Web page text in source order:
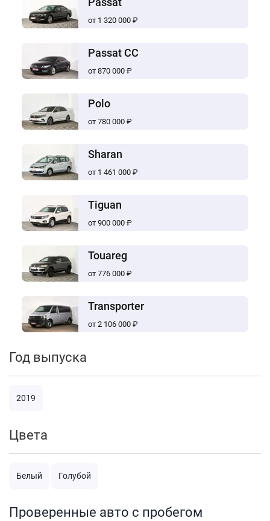
от 1 320 000 ₽
Passat CC
от 870 000 ₽
Polo
от 780 000 ₽
Sharan
от 1 461 000 ₽
Tiguan
от 900 000 ₽
Touareg
от 776 000 ₽
Transporter
от 2 106 000 ₽
Год выпуска
2019
Цвета
Белый Голубой
Проверенные авто с пробегом